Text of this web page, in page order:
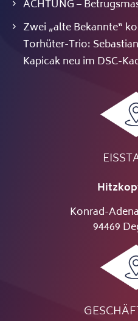
ACHTUNG –
Zwei „alte Bekannte“
Torhüter-Trio:
Kapicak neu im DSC-
Konrad-
94469